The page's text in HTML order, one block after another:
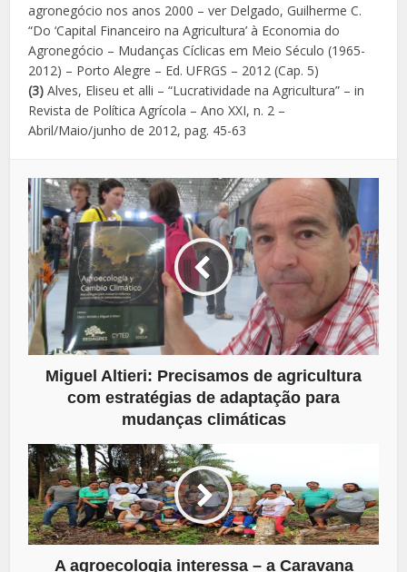
agronegócio nos anos 2000 – ver Delgado, Guilherme C.
“Do ‘Capital Financeiro na Agricultura’ à Economia do
Agronegócio – Mudanças Cíclicas em Meio Século (1965-
2012) – Porto Alegre – Ed. UFRGS – 2012 (Cap. 5)
(3) Alves, Eliseu et alli – “Lucratividade na Agricultura” – in
Revista de Política Agrícola – Ano XXI, n. 2 –
Abril/Maio/junho de 2012, pag. 45-63
Miguel Altieri: Precisamos de agricultura
com estratégias de adaptação para
mudanças climáticas
A agroecologia interessa – a Caravana